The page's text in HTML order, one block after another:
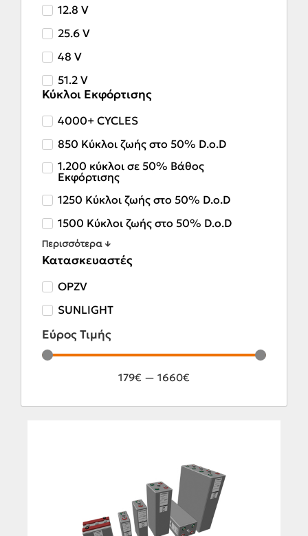
12.8 V
25.6 V
48 V
51.2 V
Κύκλοι Εκφόρτισης
4000+ CYCLES
850 Κύκλοι ζωής στο 50% D.o.D
1.200 κύκλοι σε 50% Βάθος
Εκφόρτισης
1250 Κύκλοι ζωής στο 50% D.o.D
1500 Κύκλοι ζωής στο 50% D.o.D
Περισσότερα ↓
Κατασκευαστές
OPZV
SUNLIGHT
Εύρος Τιμής
179€ — 1660€